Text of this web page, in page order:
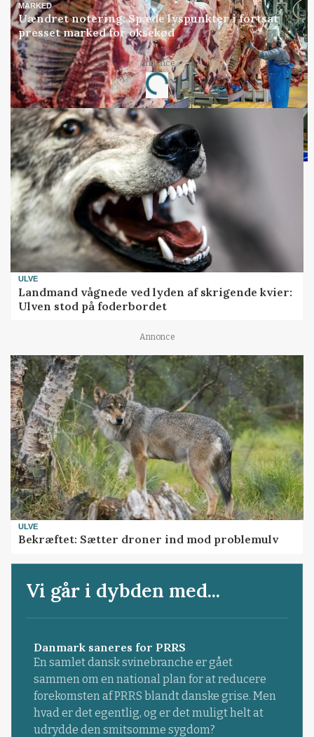
MARKED
Uændret notering: Spæde lyspunkter i fortsat
presset marked for oksekød
Annonce
Loading...
ULVE
Landmand vågnede ved lyden af skrigende kvier:
Ulven stod på foderbordet
Annonce
ULVE
Bekræftet: Sætter droner ind mod problemulv
Vi går i dybden med...
Danmark saneres for PRRS
En samlet dansk svinebranche er gået
sammen om en national plan for at reducere
forekomsten af PRRS blandt danske grise. Men
hvad er det egentlig, og er det muligt helt at
udrydde den smitsomme sygdom?